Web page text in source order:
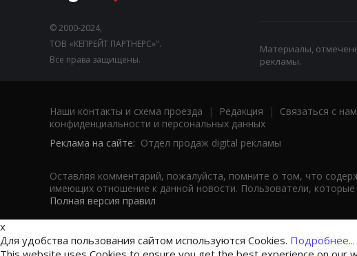
© 2000-2024,
ТОВ «КЕПРЕЙТ ПАРТНЕРС»".
Все права защищены.
Материалы,
рекламы.
Наши контакты и схема проезда | Редакция | Связаться с
конфиденциальности и персональных данных
Реклама на сайте: Отдел продаж digital рекламы
Оставляя комментарий, пожалуйста, помните о том, что
имеющих отношение к данной новости. Пользователи,
Полная версия правил
x
Для удобства пользования сайтом используются Cookies. Подробнее...